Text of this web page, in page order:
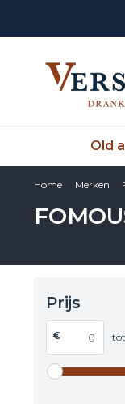
Old
Home Merken
Prijs
€ tot